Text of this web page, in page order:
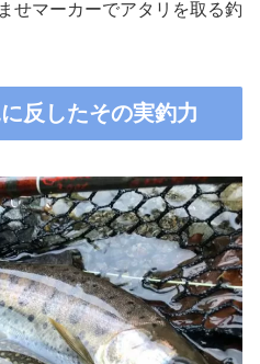
せマーカーでアタリを取る釣
反したその実釣力